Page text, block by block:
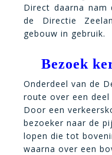
Direct daarna nam
de Directie
gebouw in gebruik.
Bezoek
Onderdeel van de
route over een deel
Door een
bezoeker naar de
lopen die tot
waarna over een